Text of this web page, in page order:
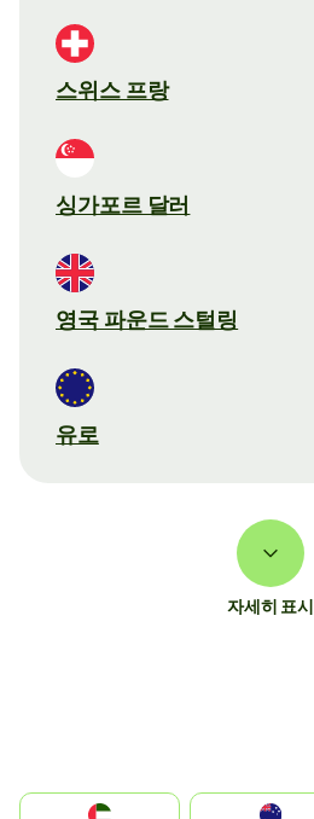
스위스 프랑
싱가포르 달러
영국 파운드 스털링
유로
자세히 표시